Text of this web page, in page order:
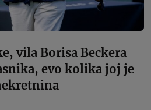
vila Borisa Beckera
evo kolika joj je